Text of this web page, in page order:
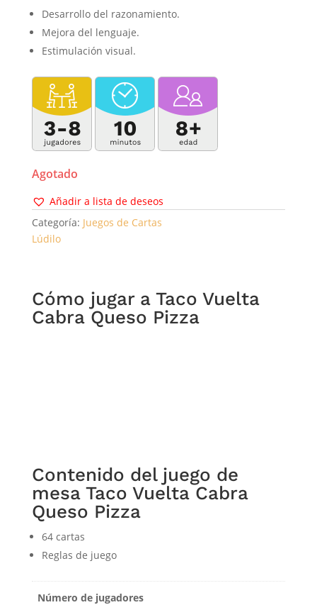
Desarrollo del razonamiento.
Mejora del lenguaje.
Estimulación visual.
Agotado
Añadir a lista de deseos
Categoría: Juegos de Cartas
Lúdilo
Cómo jugar a Taco Vuelta
Cabra Queso Pizza
Contenido del juego de
mesa Taco Vuelta Cabra
Queso Pizza
64 cartas
Reglas de juego
Número de jugadores